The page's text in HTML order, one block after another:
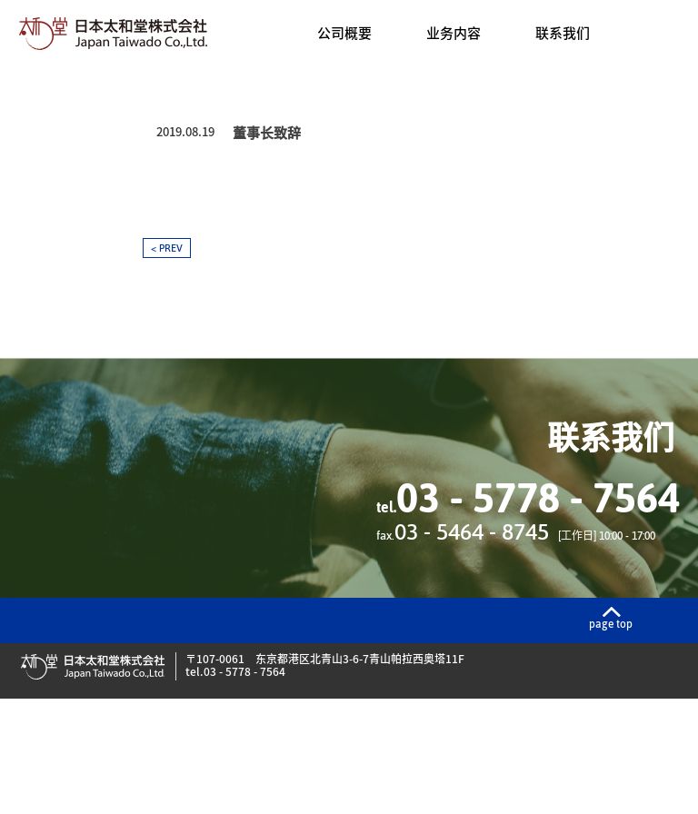
日本太和堂株式会社 | 日本太和堂株式会社は日本と中国の貿易・ビジネスコ
公司概要 业务内容 联系我们
2019.08.19 董事长致辞
< PREV
联系我们
tel.03 - 5778 - 7564
fax.03 - 5464 - 8745 [工作日] 10:00 - 17:00
page top
日本太和堂株式会社
〒107-0061 东京都港区北青山3-6-7青山帕拉西奥塔11F
tel.03 - 5778 - 7564